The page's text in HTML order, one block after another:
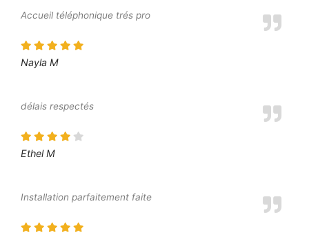
Accueil téléphonique trés pro
Nayla M
délais respectés
Ethel M
Installation parfaitement faite